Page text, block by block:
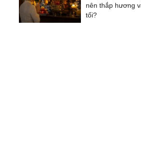
nên thắp hương
tối?